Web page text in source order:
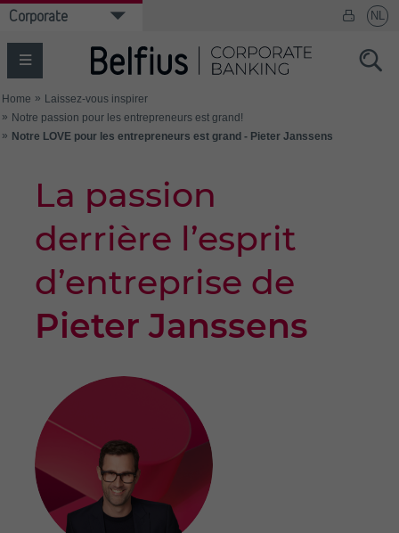
La passion
derrière l’esprit
d’entreprise de
Pieter Janssens